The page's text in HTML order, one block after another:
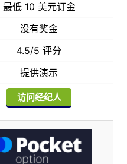
最低 10 美元订金
没有奖金
4.5/5 评分
提供演示
访问经纪人